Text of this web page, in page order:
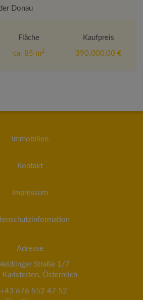
Donau
Fläche
ca. 85 m2
Kaufpreis
390.000,00 €
Immobilien
Kontakt
Impressum
Adresse
Straße 1/7
Karlstetten, Österreich
+43 676 552 47 52